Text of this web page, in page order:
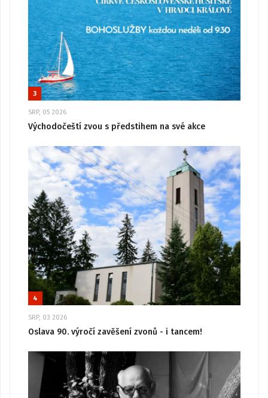
3
SRP, 05 2026
Východočeští zvou s předstihem na své akce
4
SRP, 03 2026
Oslava 90. výročí zavěšení zvonů - i tancem!